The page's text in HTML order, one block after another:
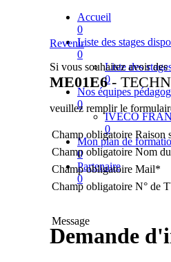
Accueil
0
Liste des stages
0
Liste des
0
Nos équipes
0
IVECO
0
Mon plan de
0
Partenaire
0
Demande
Revenir
Si vous souhaitez avoir
ME01E6-
veuillez remplir le
Champ obligatoire Raison
Champ obligatoire Nom
Champ obligatoire Mail*
Champ obligatoire N° de
Message